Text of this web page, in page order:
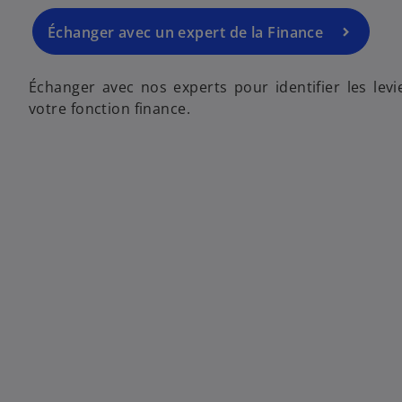
Échanger avec un expert de la Finance
Échanger avec nos experts pour identifier les
votre fonction finance.